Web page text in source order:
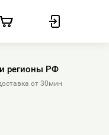
регионы РФ
от 30мин